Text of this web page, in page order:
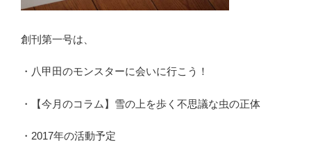
創刊第一号は、
・八甲田のモンスターに会いに行こう！
・【今月のコラム】雪の上を歩く不思議な虫の正体
・2017年の活動予定